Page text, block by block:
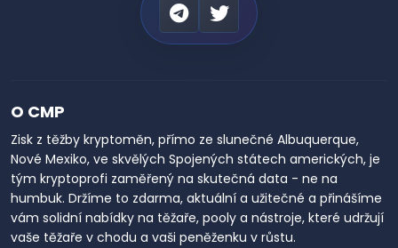
O CMP
Zisk z těžby kryptoměn, přímo ze slunečné Albuquerque,
Nové Mexiko, ve skvělých Spojených státech amerických, je
tým kryptoprofi zaměřený na skutečná data - ne na
humbuk. Držíme to zdarma, aktuální a užitečné a přinášíme
vám solidní nabídky na těžaře, pooly a nástroje, které udržují
vaše těžaře v chodu a vaši peněženku v růstu.